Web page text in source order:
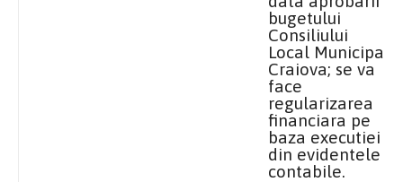
bugetului
Consiliului
Local Municipal
Craiova; se va
face
regularizarea
financiara pe
baza executiei
din evidentele
contabile.